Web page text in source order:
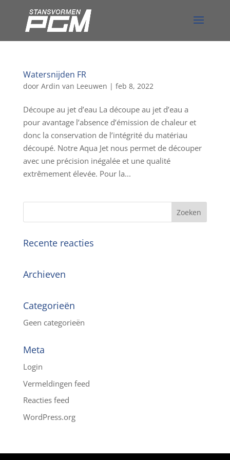
Watersnijden FR
door Ardin van Leeuwen | feb 8, 2022
Découpe au jet d’eau La découpe au jet d’eau a
pour avantage l’absence d’émission de chaleur et
donc la conservation de l’intégrité du matériau
découpé. Notre Aqua Jet nous permet de découper
avec une précision inégalée et une qualité
extrêmement élevée. Pour la...
Recente reacties
Archieven
Categorieën
Geen categorieën
Meta
Login
Vermeldingen feed
Reacties feed
WordPress.org